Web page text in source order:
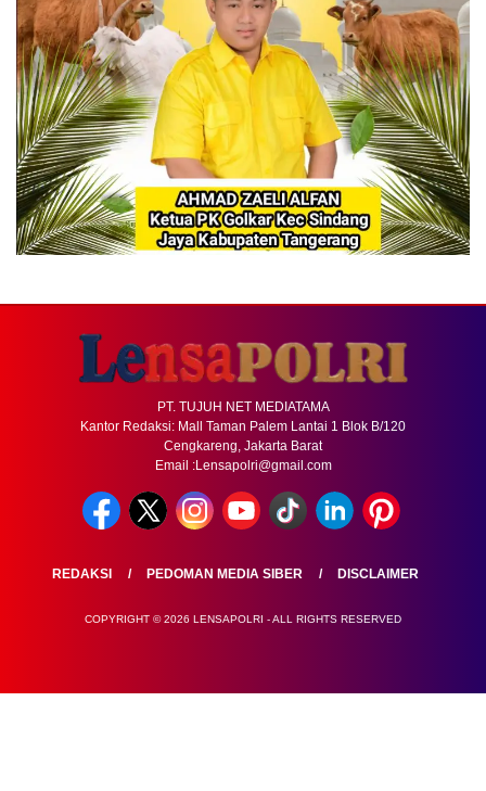
PT. TUJUH NET MEDIATAMA
Kantor Redaksi: Mall Taman Palem Lantai 1 Blok B/120
Cengkareng, Jakarta Barat
Email :Lensapolri@gmail.com
REDAKSI PEDOMAN MEDIA SIBER DISCLAIMER
COPYRIGHT © 2026 LENSAPOLRI - ALL RIGHTS RESERVED